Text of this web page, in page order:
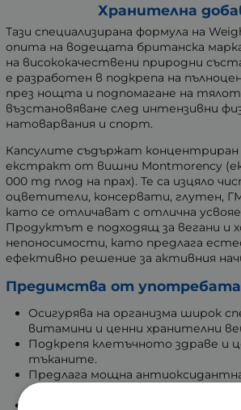
Хранителна
Тази специализирана формула на
опита на водещата британска
на висококачествени природни
е разработен в подкрепа на
през нощта и подпомагане на
възстановяване след интензивни
натоварвания и спорт.
Капсулите съдържат концентриран
екстракт от вишни Montmorency
000 mg плод на прах). Те са изцяло
оцветители, консервати, глутен,
като се отличават с отлична
Продуктът е подходящ за вегани и
непоносимости, като предлага
ефективно решение за активния
Предимства от
Осигурява на организма широк
витамини и ценни хранителни
Подкрепя клетъчното здраве и
тъканите.
Предлага мощна
оксидативния стрес.